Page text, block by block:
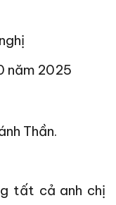
năm 2025
Thần.
tất cả anh chị